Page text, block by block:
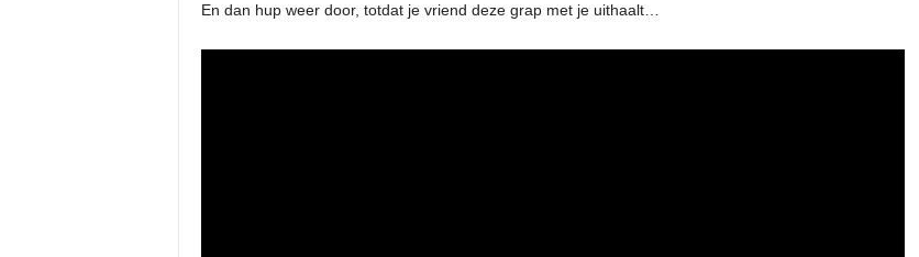
En dan hup weer door, totdat je vriend deze grap met je uithaalt…